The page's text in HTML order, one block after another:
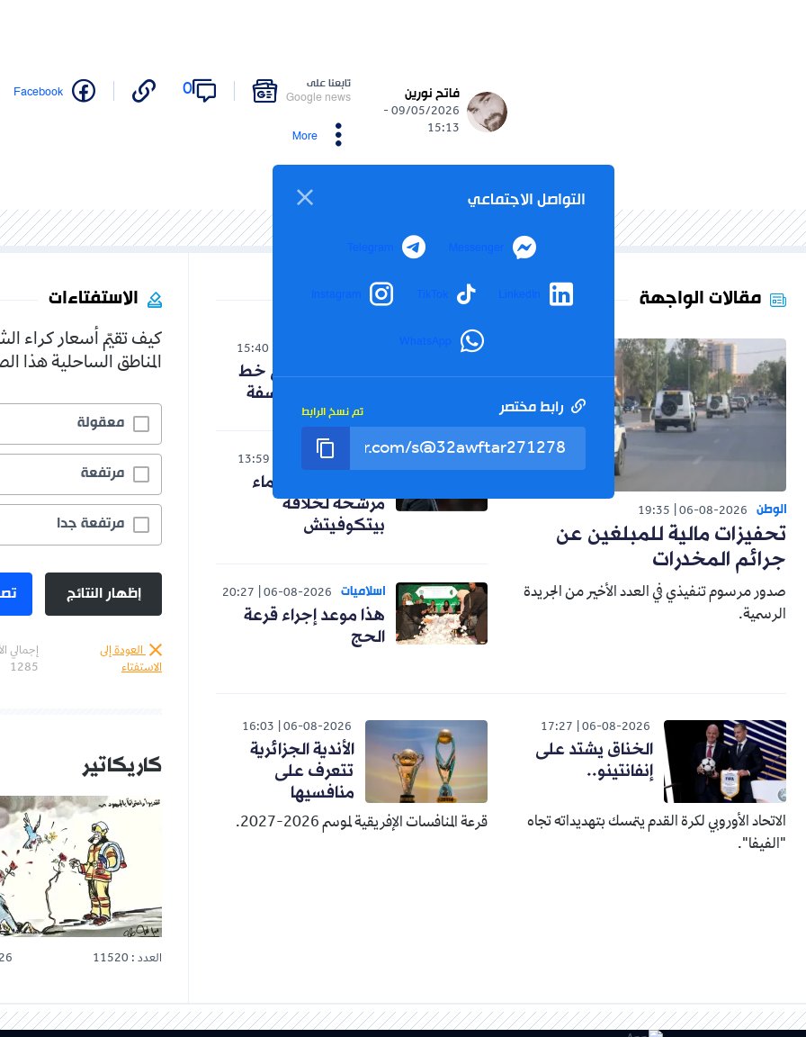
فاتح نورين
09/05/2026 -
15:13
تابعنا على
Google news
0
Facebook
More
التواصل الاجتماعي
Messenger
Telegram
LinkedIn
TikTok
Instagram
WhatsApp
رابط مختصر تم نسخ الرابط
مقالات الواجهة
الوطن 06-08-2026
19:35
تحفيزات مالية للمبلغين عن
جرائم المخدرات
صدور مرسوم تنفيذي في العدد الأخير من الجريدة
الرسمية.
15:40
حنون تدخل على خط
الجدل حول الفلسفة
رياضة 06-08-2026
13:59
رسميا.. ثلاثة أسماء
مرشحة لخلافة
بيتكوفيتش
اسلاميات 06-08-2026
20:27
هذا موعد إجراء قرعة
الحج
06-08-2026
17:27
الخناق يشتد على
إنفانتينو..
الاتحاد الأوروبي لكرة القدم يتمسك بتهديداته تجاه
"الفيفا".
06-08-2026
16:03
الأندية الجزائرية
تتعرف على
منافسيها
قرعة المنافسات الإفريقية لموسم 2026-2027.
الاستفتاءات
كيف تقيّم أسعار كراء
المناطق الساحلية هذا
معقولة
مرتفعة
مرتفعة جدا
إظهار النتائج
العودة إلى
الاستفتاء
إجمالي
1285
كاريكاتير
العدد : 11520